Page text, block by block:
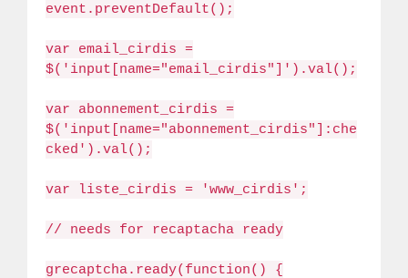
event.preventDefault();
var email_cirdis =
$('input[name="email_cirdis"]').val();
var abonnement_cirdis =
$('input[name="abonnement_cirdis"]:che
cked').val();
var liste_cirdis = 'www_cirdis';
// needs for recaptacha ready
grecaptcha.ready(function() {